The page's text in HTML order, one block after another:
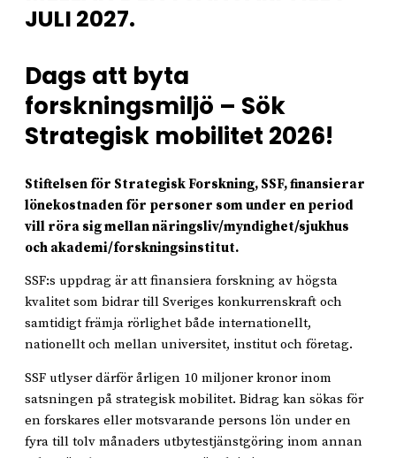
JULI 2027.
Dags att byta
forskningsmiljö – Sök
Strategisk mobilitet 2026!
Stiftelsen för Strategisk Forskning, SSF, finansierar
lönekostnaden för personer som under en period
vill röra sig mellan näringsliv/myndighet/sjukhus
och akademi/forskningsinstitut.
SSF:s uppdrag är att finansiera forskning av högsta
kvalitet som bidrar till Sveriges konkurrenskraft och
samtidigt främja rörlighet både internationellt,
nationellt och mellan universitet, institut och företag.
SSF utlyser därför årligen 10 miljoner kronor inom
satsningen på strategisk mobilitet. Bidrag kan sökas för
en forskares eller motsvarande persons lön under en
fyra till tolv månaders utbytestjänstgöring inom annan